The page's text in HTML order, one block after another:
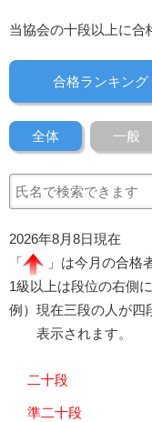
当協会の十段以上に合
合格ランキング
全体 一般
2026年8月8日現在
「
」は今月の合格
1級以上は段位の右側
例）現在三段の人が四
表示されます。
二十段
準二十段